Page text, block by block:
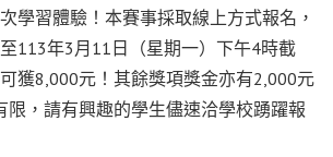
學習體驗！本賽事採取線上方式報名，
113年3月11日（星期一）下午4時截
獲8,000元！其餘獎項獎金亦有2,000元
限，請有興趣的學生儘速洽學校踴躍報